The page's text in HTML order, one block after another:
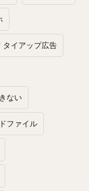
タイアップ広告
ない
ファイル